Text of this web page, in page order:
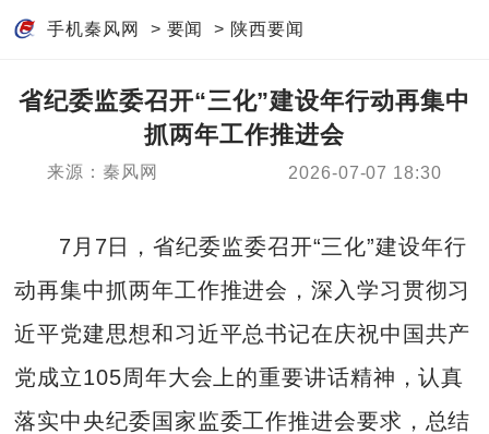
手机秦风网 > 要闻 > 陕西要闻
省纪委监委召开“三化”建设年行动再集中
抓两年工作推进会
来源：秦风网 2026-07-07 18:30
7月7日，省纪委监委召开“三化”建设年行
动再集中抓两年工作推进会，深入学习贯彻习
近平党建思想和习近平总书记在庆祝中国共产
党成立105周年大会上的重要讲话精神，认真
落实中央纪委国家监委工作推进会要求，总结